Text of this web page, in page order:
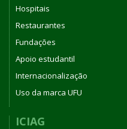
Hospitais
Restaurantes
Fundações
Apoio estudantil
Internacionalização
Uso da marca UFU
ICIAG